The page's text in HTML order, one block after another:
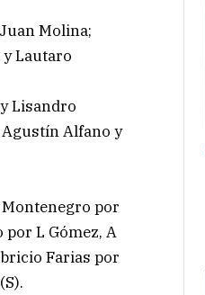
Molina;
y Lautaro
Lisandro
Agustín Alfano y
Montenegro por
por L Gómez, A
Farias por